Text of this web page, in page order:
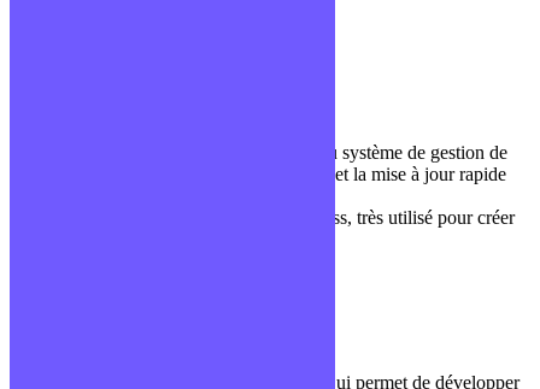
Un CMS, Content Management System ou système de gestion de
contenu, est un outil permettant la création et la mise à jour rapide
L’exemple le plus populaire reste WordPress, très utilisé pour créer
Se dit d’une technologie ou d’un langage qui permet de développer